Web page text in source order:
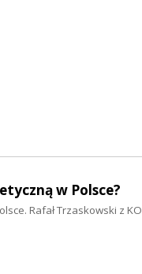
w Polsce?
Rafał Trzaskowski z KO